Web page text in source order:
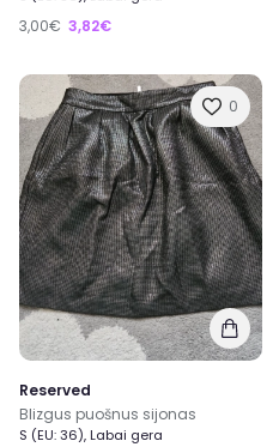
3,00€ 3,82€
0
Reserved
Blizgus puošnus sijonas
S (EU: 36), Labai gera